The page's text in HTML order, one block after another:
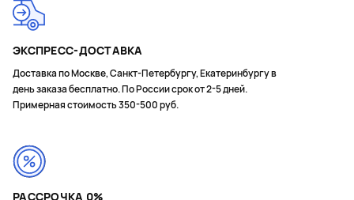
ЭКСПРЕСС-ДОСТАВКА
Доставка по Москве, Санкт-Петербургу, Екатеринбургу в
день заказа бесплатно. По России срок от 2-5 дней.
Примерная стоимость 350-500 руб.
РАССРОЧКА 0%